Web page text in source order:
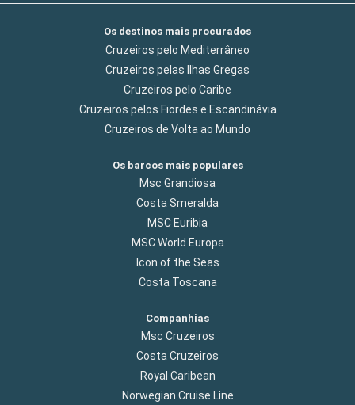
Os destinos mais procurados
Cruzeiros pelo Mediterrâneo
Cruzeiros pelas Ilhas Gregas
Cruzeiros pelo Caribe
Cruzeiros pelos Fiordes e Escandinávia
Cruzeiros de Volta ao Mundo
Os barcos mais populares
Msc Grandiosa
Costa Smeralda
MSC Euribia
MSC World Europa
Icon of the Seas
Costa Toscana
Companhias
Msc Cruzeiros
Costa Cruzeiros
Royal Caribean
Norwegian Cruise Line